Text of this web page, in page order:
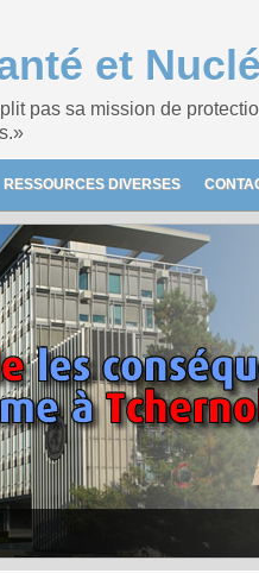
et
pas sa mission de
RESSOURCES DIVERSES